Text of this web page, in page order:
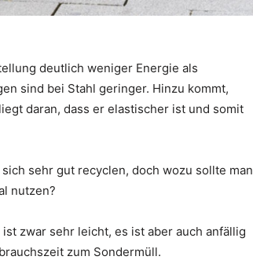
deutlich weniger Energie als
sind bei Stahl geringer. Hinzu kommt,
daran, dass er elastischer ist und somit
sehr gut recyclen, doch wozu sollte man
nutzen?
zwar sehr leicht, es ist aber auch anfällig
zum Sondermüll.